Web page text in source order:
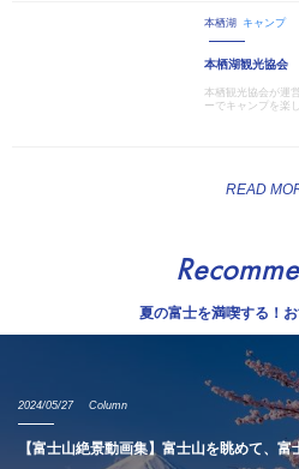
本栖湖 キャンプ
本栖湖観光協会
本栖観光協会が運
ーでキャンプを楽
READ
夏の富士を満喫する！
2024/05/27 Column
【富士山絶景動画集】富士山を眺めて、